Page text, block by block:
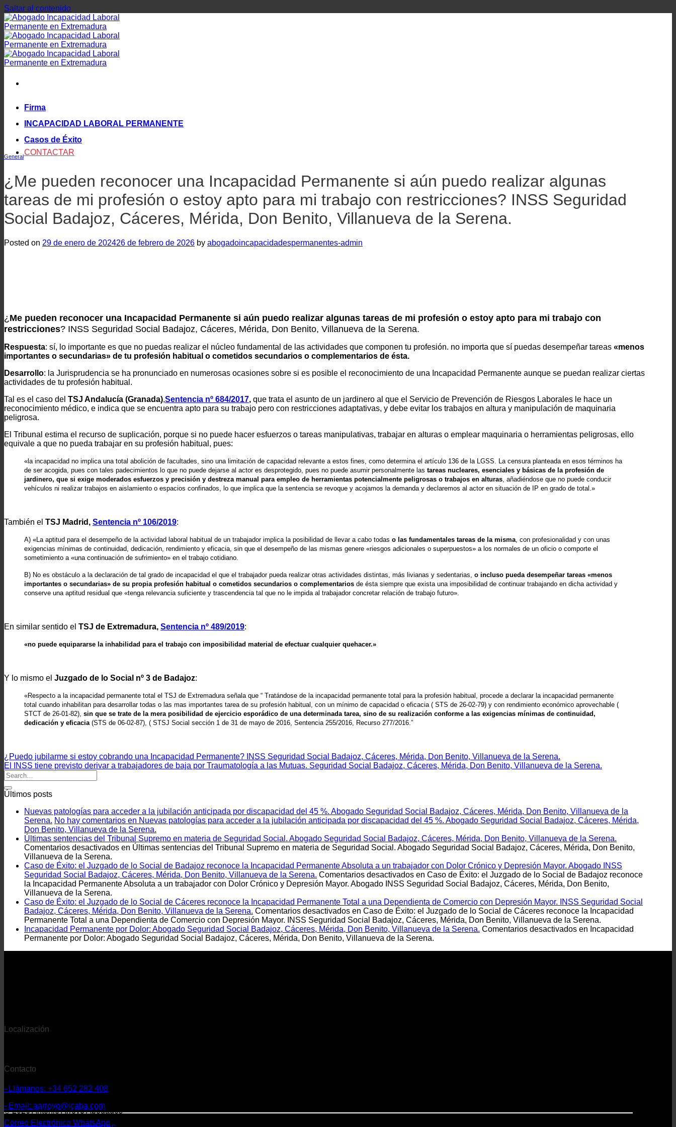
Saltar al contenido
Firma
INCAPACIDAD LABORAL PERMANENTE
Casos de Éxito
CONTACTAR
General
¿Me pueden reconocer una Incapacidad Permanente si aún puedo realizar algunas
tareas de mi profesión o estoy apto para mi trabajo con restricciones? INSS Seguridad
Social Badajoz, Cáceres, Mérida, Don Benito, Villanueva de la Serena.
Posted on 29 de enero de 202426 de febrero de 2026 by abogadoincapacidadespermanentes-admin
¿ Me pueden reconocer una Incapacidad Permanente si aún puedo realizar algunas tareas de mi profesión o estoy apto para mi trabajo con
restricciones? INSS Seguridad Social Badajoz, Cáceres, Mérida, Don Benito, Villanueva de la Serena.
Respuesta: sí, lo importante es que no puedas realizar el núcleo fundamental de las actividades que componen tu profesión. no importa que sí puedas desempeñar tareas «menos
importantes o secundarias» de tu profesión habitual o cometidos secundarios o complementarios de ésta.
Desarrollo: la Jurisprudencia se ha pronunciado en numerosas ocasiones sobre si es posible el reconocimiento de una Incapacidad Permanente aunque se puedan realizar ciertas
actividades de tu profesión habitual.
Tal es el caso del TSJ Andalucía (Granada),Sentencia nº 684/2017, que trata el asunto de un jardinero al que el Servicio de Prevención de Riesgos Laborales le hace un
reconocimiento médico, e indica que se encuentra apto para su trabajo pero con restricciones adaptativas, y debe evitar los trabajos en altura y manipulación de maquinaria
peligrosa.
El Tribunal estima el recurso de suplicación, porque si no puede hacer esfuerzos o tareas manipulativas, trabajar en alturas o emplear maquinaria o herramientas peligrosas, ello
equivale a que no pueda trabajar en su profesión habitual, pues:
«la incapacidad no implica una total abolición de facultades, sino una limitación de capacidad relevante a estos fines, como determina el artículo 136 de la LGSS. La censura planteada en esos términos ha
de ser acogida, pues con tales padecimientos lo que no puede dejarse al actor es desprotegido, pues no puede asumir personalmente las tareas nucleares, esenciales y básicas de la profesión de
jardinero, que si exige moderados esfuerzos y precisión y destreza manual para empleo de herramientas potencialmente peligrosas o trabajos en alturas , añadiéndose que no puede conducir
vehículos ni realizar trabajos en aislamiento o espacios confinados, lo que implica que la sentencia se revoque y acojamos la demanda y declaremos al actor en situación de IP en grado de total.»
También el TSJ Madrid, Sentencia nº 106/2019:
A) «La aptitud para el desempeño de la actividad laboral habitual de un trabajador implica la posibilidad de llevar a cabo todas o las fundamentales tareas de la misma , con profesionalidad y con unas
exigencias mínimas de continuidad, dedicación, rendimiento y eficacia, sin que el desempeño de las mismas genere «riesgos adicionales o superpuestos» a los normales de un oficio o comporte el
sometimiento a «una continuación de sufrimiento» en el trabajo cotidiano.
B) No es obstáculo a la declaración de tal grado de incapacidad el que el trabajador pueda realizar otras actividades distintas, más livianas y sedentarias, o incluso pueda desempeñar tareas «menos
importantes o secundarias» de su propia profesión habitual o cometidos secundarios o complementarios de ésta siempre que exista una imposibilidad de continuar trabajando en dicha actividad y
conserve una aptitud residual que «tenga relevancia suficiente y trascendencia tal que no le impida al trabajador concretar relación de trabajo futuro».
En similar sentido el TSJ de Extremadura, Sentencia nº 489/2019:
«no puede equipararse la inhabilidad para el trabajo con imposibilidad material de efectuar cualquier quehacer.»
Y lo mismo el Juzgado de lo Social nº 3 de Badajoz:
«Respecto a la incapacidad permanente total el TSJ de Extremadura señala que “ Tratándose de la incapacidad permanente total para la profesión habitual, procede a declarar la incapacidad permanente
total cuando inhabilitan para desarrollar todas o las mas importantes tarea de su profesión habitual, con un mínimo de capacidad o eficacia ( STS de 26-02-79) y con rendimiento económico aprovechable (
STCT de 26-01-82), sin que se trate de la mera posibilidad de ejercicio esporádico de una determinada tarea, sino de su realización conforme a las exigencias mínimas de continuidad,
dedicación y eficacia (STS de 06-02-87), ( STSJ Social sección 1 de 31 de mayo de 2016, Sentencia 255/2016, Recurso 277/2016.”
¿Puedo jubilarme si estoy cobrando una Incapacidad Permanente? INSS Seguridad Social Badajoz, Cáceres, Mérida, Don Benito, Villanueva de la Serena.
El INSS tiene previsto derivar a trabajadores de baja por Traumatología a las Mutuas. Seguridad Social Badajoz, Cáceres, Mérida, Don Benito, Villanueva de la Serena.
Últimos posts
Nuevas patologías para acceder a la jubilación anticipada por discapacidad del 45 %. Abogado Seguridad Social Badajoz, Cáceres, Mérida, Don Benito, Villanueva de la
Serena. No hay comentarios en Nuevas patologías para acceder a la jubilación anticipada por discapacidad del 45 %. Abogado Seguridad Social Badajoz, Cáceres, Mérida,
Don Benito, Villanueva de la Serena.
Últimas sentencias del Tribunal Supremo en materia de Seguridad Social. Abogado Seguridad Social Badajoz, Cáceres, Mérida, Don Benito, Villanueva de la Serena.
Comentarios desactivados en Últimas sentencias del Tribunal Supremo en materia de Seguridad Social. Abogado Seguridad Social Badajoz, Cáceres, Mérida, Don Benito,
Villanueva de la Serena.
Caso de Éxito: el Juzgado de lo Social de Badajoz reconoce la Incapacidad Permanente Absoluta a un trabajador con Dolor Crónico y Depresión Mayor. Abogado INSS
Seguridad Social Badajoz, Cáceres, Mérida, Don Benito, Villanueva de la Serena. Comentarios desactivados en Caso de Éxito: el Juzgado de lo Social de Badajoz reconoce
la Incapacidad Permanente Absoluta a un trabajador con Dolor Crónico y Depresión Mayor. Abogado INSS Seguridad Social Badajoz, Cáceres, Mérida, Don Benito,
Villanueva de la Serena.
Caso de Éxito: el Juzgado de lo Social de Cáceres reconoce la Incapacidad Permanente Total a una Dependienta de Comercio con Depresión Mayor. INSS Seguridad Social
Badajoz, Cáceres, Mérida, Don Benito, Villanueva de la Serena. Comentarios desactivados en Caso de Éxito: el Juzgado de lo Social de Cáceres reconoce la Incapacidad
Permanente Total a una Dependienta de Comercio con Depresión Mayor. INSS Seguridad Social Badajoz, Cáceres, Mérida, Don Benito, Villanueva de la Serena.
Incapacidad Permanente por Dolor: Abogado Seguridad Social Badajoz, Cáceres, Mérida, Don Benito, Villanueva de la Serena. Comentarios desactivados en Incapacidad
Permanente por Dolor: Abogado Seguridad Social Badajoz, Cáceres, Mérida, Don Benito, Villanueva de la Serena.
Localización
Contacto
- Llámanos: +34 652 282 408
- Email: aarroyo@icaba.com
Correo Electrónico WhatsApp
© 2026 Antonio Arroyo Abogados